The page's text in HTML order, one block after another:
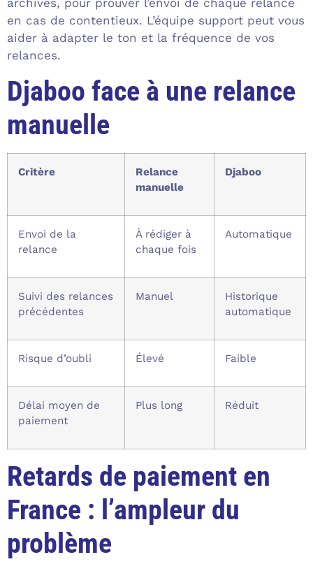
archivés, pour prouver l’envoi de chaque relance
en cas de contentieux. L’équipe support peut vous
aider à adapter le ton et la fréquence de vos
relances.
Djaboo face à une relance
manuelle
Critère
Relance
manuelle
Djaboo
Envoi de la
relance
À rédiger à
chaque fois
Automatique
Suivi des relances
précédentes
Manuel
Historique
automatique
Risque d’oubli Élevé Faible
Délai moyen de
paiement
Plus long Réduit
Retards de paiement en
France : l’ampleur du
problème